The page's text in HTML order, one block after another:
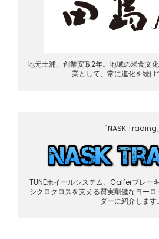
地元土浦、創業安政2年。地域の米食文
業として、常に進化を続け
「NASK Trading」
TUNEホイールシステム、Galferブレー
シクロクロスを支える質実剛健なヨー
ダーに紹介します。